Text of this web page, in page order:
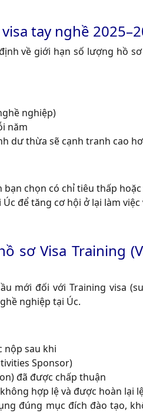
tay nghề
về giới hạn số lượng hồ
nghiệp)
năm
dư thừa sẽ cạnh tranh cao
chọn có chỉ tiêu thấp
để tăng cơ hội ở lại làm
sơ Visa Training
mới đối với Training visa
nghiệp tại Úc.
nộp sau khi
Sponsor)
đã được chấp thuận
hợp lệ và được hoàn lại
đúng mục đích đào tạo,